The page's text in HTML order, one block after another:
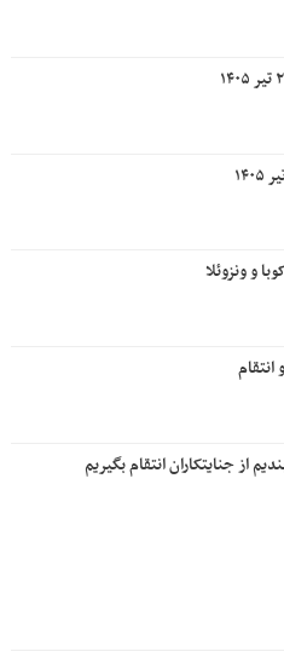
و ونزوئلا
از جنایتکاران انتقام بگیریم